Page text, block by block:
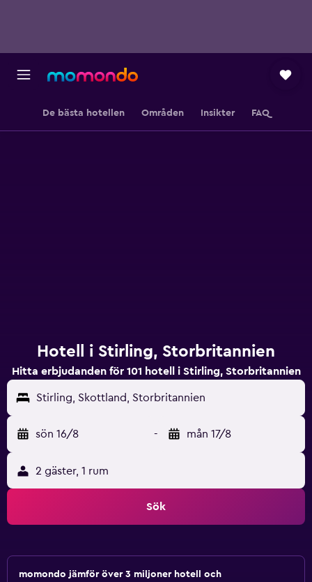
De bästa hotellen Områden Insikter FAQ
Hotell i Stirling, Storbritannien
Hitta erbjudanden för 101 hotell i Stirling, Storbritannien
Stirling, Skottland, Storbritannien
sön 16/8 - mån 17/8
2 gäster, 1 rum
Sök
momondo jämför över 3 miljoner hotell och